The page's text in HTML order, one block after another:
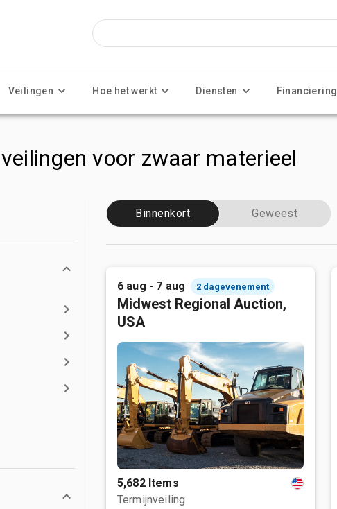
Veilingen Hoe het werkt Diensten Financiering
voor zwaar materieel
Binnenkort Geweest
6 aug - 7 aug 2 dagevenement
Midwest Regional Auction,
USA
5,682 Items
Termijnveiling